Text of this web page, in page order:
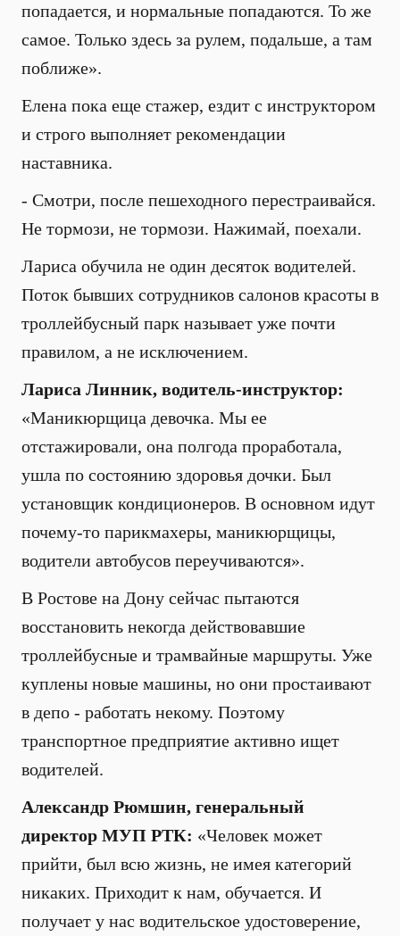
попадается, и нормальные попадаются. То же
самое. Только здесь за рулем, подальше, а там
поближе».
Елена пока еще стажер, ездит с инструктором
и строго выполняет рекомендации
наставника.
- Смотри, после пешеходного перестраивайся.
Не тормози, не тормози. Нажимай, поехали.
Лариса обучила не один десяток водителей.
Поток бывших сотрудников салонов красоты в
троллейбусный парк называет уже почти
правилом, а не исключением.
Лариса Линник, водитель-инструктор:
«Маникюрщица девочка. Мы ее
отстажировали, она полгода проработала,
ушла по состоянию здоровья дочки. Был
установщик кондиционеров. В основном идут
почему-то парикмахеры, маникюрщицы,
водители автобусов переучиваются».
В Ростове на Дону сейчас пытаются
восстановить некогда действовавшие
троллейбусные и трамвайные маршруты. Уже
куплены новые машины, но они простаивают
в депо - работать некому. Поэтому
транспортное предприятие активно ищет
водителей.
Александр Рюмшин, генеральный
директор МУП РТК: «Человек может
прийти, был всю жизнь, не имея категорий
никаких. Приходит к нам, обучается. И
получает у нас водительское удостоверение,